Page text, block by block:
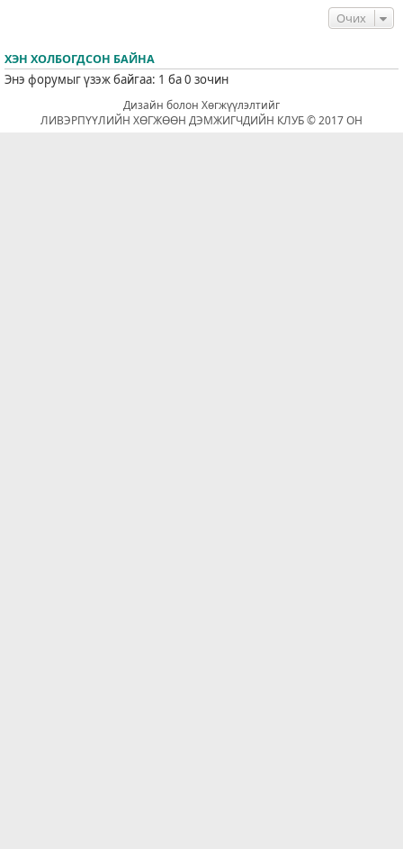
Очих
ХЭН ХОЛБОГДСОН БАЙНА
Энэ форумыг үзэж байгаа: 1 ба 0 зочин
Дизайн болон Хөгжүүлэлтийг
ЛИВЭРПҮҮЛИЙН ХӨГЖӨӨН ДЭМЖИГЧДИЙН КЛУБ © 2017 ОН